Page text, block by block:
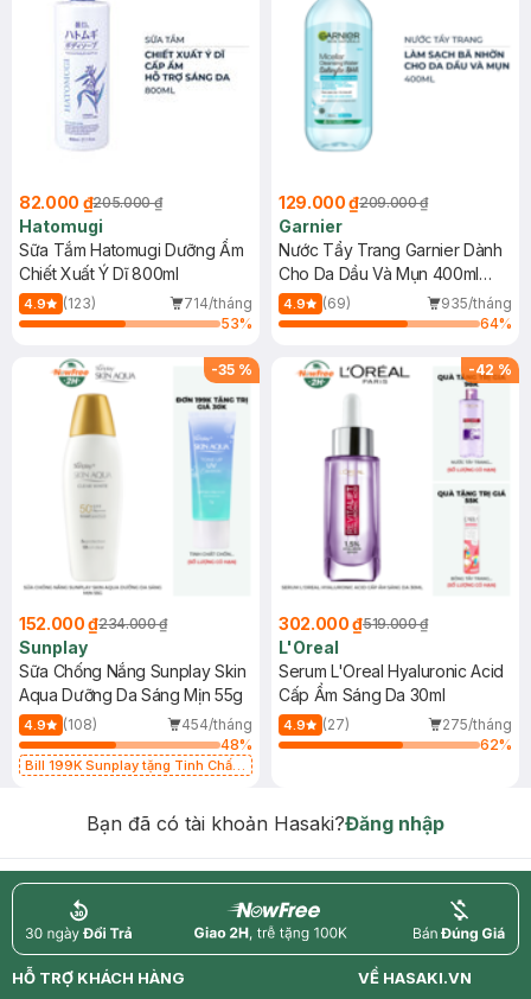
82.000 ₫205.000 ₫
Hatomugi
Sữa Tắm Hatomugi Dưỡng Ẩm
Chiết Xuất Ý Dĩ 800ml
4.9 (123)
714/tháng
53%
129.000 ₫209.000 ₫
Garnier
Nước Tẩy Trang Garnier Dành
Cho Da Dầu Và Mụn 400ml
(Mới)
4.9 (69)
935/tháng
64%
-35 %
152.000 ₫234.000 ₫
Sunplay
Sữa Chống Nắng Sunplay Skin
Aqua Dưỡng Da Sáng Mịn 55g
4.9 (108)
454/tháng
48%
Bill 199K Sunplay tặng Tinh Chất
-42 %
302.000 ₫519.000 ₫
L'Oreal
Serum L'Oreal Hyaluronic Acid
Cấp Ẩm Sáng Da 30ml
4.9 (27)
275/tháng
62%
Bạn đã có tài khoản Hasaki?Đăng nhập
return nowfree price
HỖ TRỢ KHÁCH HÀNG
VỀ HASAKI.VN